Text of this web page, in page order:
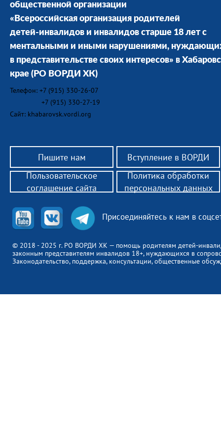
общественной организации
«Всероссийская организация родителей
детей-инвалидов и инвалидов старше 18 лет с
ментальными и иными нарушениями,
в представительстве своих интересов» в
крае (РО ВОРДИ ХК)
Телефон: +7 (915) 330-26-07
+7 (915) 330-27-19
Сайт: khabarovsk.vordi.org
Пишите нам Вступление в ВОРДИ
© 2018 - 2025 г. РО ВОРДИ ХК — помощь родителям детей-
законным представителям инвалидов 18+, нуждающихся в
Законодательство, поддержка, консультации, общественные
Присоединяйтесь к нам в
Пользовательское
соглашение сайта
Политика обработки
персональных данных